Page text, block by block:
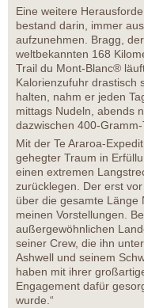
Eine weitere
bestand darin, immer
aufzunehmen. Bragg,
weltbekannten 168
Trail du Mont-Blanc®
Kalorienzufuhr drastisch
halten, nahm er jeden
mittags Nudeln, abends
dazwischen 400-
Mit der Te Araroa-
gehegter Traum in
einen extremen
zurücklegen. Der erst
über die gesamte Länge
meinen Vorstellungen.
außergewöhnlichen
seiner Crew, die ihn
Ashwell und seinem
haben mit ihrer
Engagement dafür
wurde.“